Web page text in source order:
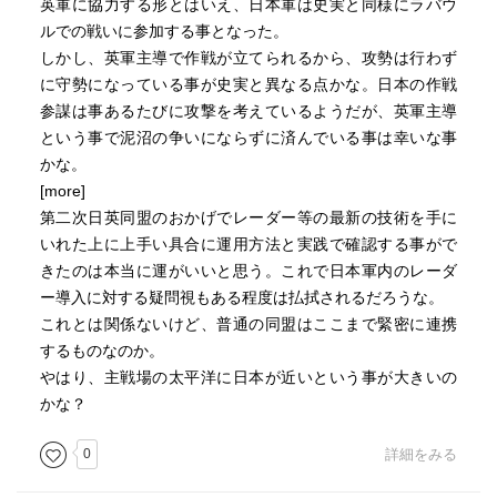
英軍に協力する形とはいえ、日本軍は史実と同様にラバウ
ルでの戦いに参加する事となった。
しかし、英軍主導で作戦が立てられるから、攻勢は行わず
に守勢になっている事が史実と異なる点かな。日本の作戦
参謀は事あるたびに攻撃を考えているようだが、英軍主導
という事で泥沼の争いにならずに済んでいる事は幸いな事
かな。
[more]
第二次日英同盟のおかげでレーダー等の最新の技術を手に
いれた上に上手い具合に運用方法と実践で確認する事がで
きたのは本当に運がいいと思う。これで日本軍内のレーダ
ー導入に対する疑問視もある程度は払拭されるだろうな。
これとは関係ないけど、普通の同盟はここまで緊密に連携
するものなのか。
やはり、主戦場の太平洋に日本が近いという事が大きいの
かな？
0 詳細をみる